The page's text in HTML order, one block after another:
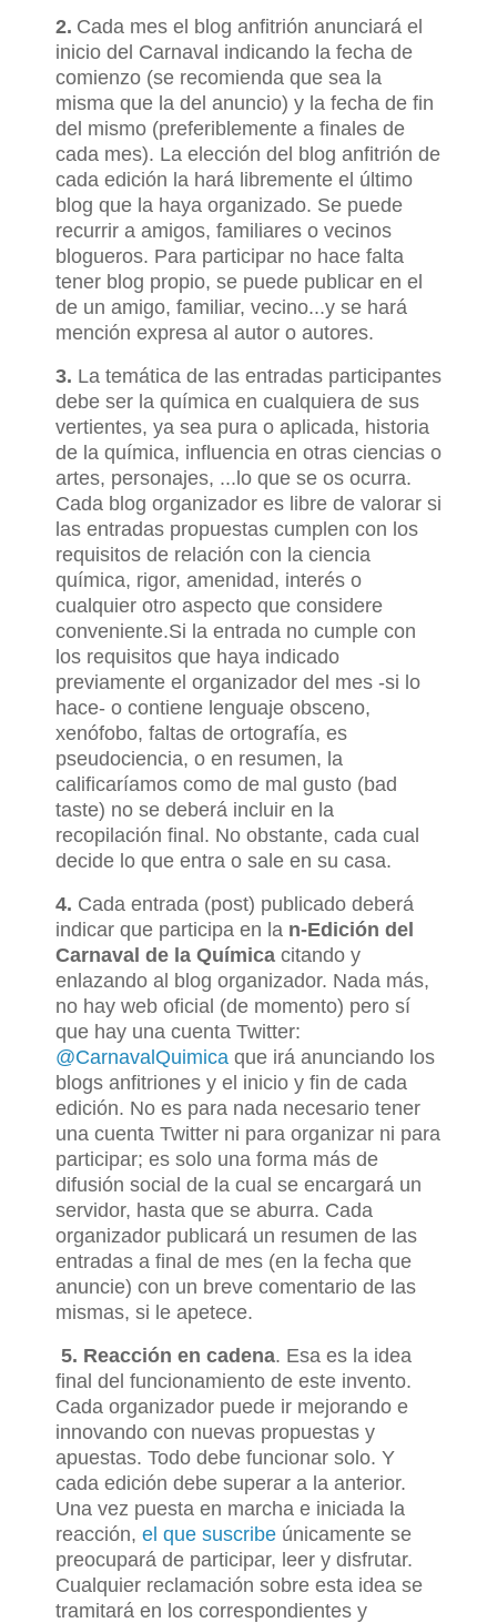
2. Cada mes el blog anfitrión anunciará el
inicio del Carnaval indicando la fecha de
comienzo (se recomienda que sea la
misma que la del anuncio) y la fecha de fin
del mismo (preferiblemente a finales de
cada mes). La elección del blog anfitrión de
cada edición la hará libremente el último
blog que la haya organizado. Se puede
recurrir a amigos, familiares o vecinos
blogueros. Para participar no hace falta
tener blog propio, se puede publicar en el
de un amigo, familiar, vecino...y se hará
mención expresa al autor o autores.
3. La temática de las entradas participantes
debe ser la química en cualquiera de sus
vertientes, ya sea pura o aplicada, historia
de la química, influencia en otras ciencias o
artes, personajes, ...lo que se os ocurra.
Cada blog organizador es libre de valorar si
las entradas propuestas cumplen con los
requisitos de relación con la ciencia
química, rigor, amenidad, interés o
cualquier otro aspecto que considere
conveniente.Si la entrada no cumple con
los requisitos que haya indicado
previamente el organizador del mes -si lo
hace- o contiene lenguaje obsceno,
xenófobo, faltas de ortografía, es
pseudociencia, o en resumen, la
calificaríamos como de mal gusto (bad
taste) no se deberá incluir en la
recopilación final. No obstante, cada cual
decide lo que entra o sale en su casa.
4. Cada entrada (post) publicado deberá
indicar que participa en la n-Edición del
Carnaval de la Química citando y
enlazando al blog organizador. Nada más,
no hay web oficial (de momento) pero sí
que hay una cuenta Twitter:
@CarnavalQuimica que irá anunciando los
blogs anfitriones y el inicio y fin de cada
edición. No es para nada necesario tener
una cuenta Twitter ni para organizar ni para
participar; es solo una forma más de
difusión social de la cual se encargará un
servidor, hasta que se aburra. Cada
organizador publicará un resumen de las
entradas a final de mes (en la fecha que
anuncie) con un breve comentario de las
mismas, si le apetece.
5. Reacción en cadena. Esa es la idea
final del funcionamiento de este invento.
Cada organizador puede ir mejorando e
innovando con nuevas propuestas y
apuestas. Todo debe funcionar solo. Y
cada edición debe superar a la anterior.
Una vez puesta en marcha e iniciada la
reacción, el que suscribe únicamente se
preocupará de participar, leer y disfrutar.
Cualquier reclamación sobre esta idea se
tramitará en los correspondientes y